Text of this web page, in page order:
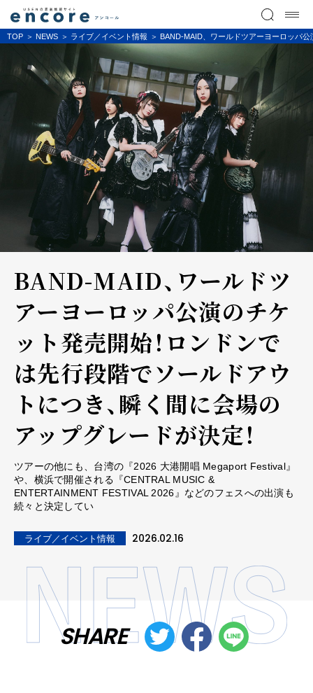
TOP NEWS ライブ／イベント情報 BAND-MAID、ワールドツアーヨーロッパ
BAND-MAID、ワールドツ
アーヨーロッパ公演のチケ
ット発売開始！ロンドンで
は先行段階でソールドアウ
トにつき、瞬く間に会場の
アップグレードが決定！
ツアーの他にも、台湾の『2026 大港開唱 Megaport Festival』
や、横浜で開催される『CENTRAL MUSIC &
ENTERTAINMENT FESTIVAL 2026』などのフェスへの出演も
続々と決定してい
ライブ／イベント情報 2026.02.16
SHARE